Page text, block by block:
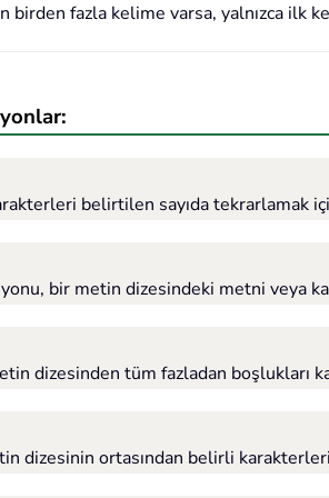
fazla kelime varsa, yalnızca ilk
belirtilen sayıda tekrarlamak
bir metin dizesindeki metni veya
dizesinden tüm fazladan boşlukları
dizesinin ortasından belirli